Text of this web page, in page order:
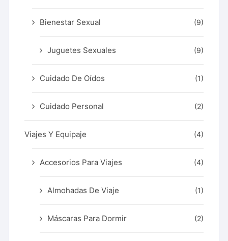
Bienestar Sexual (9)
Juguetes Sexuales (9)
Cuidado De Oídos (1)
Cuidado Personal (2)
Viajes Y Equipaje (4)
Accesorios Para Viajes (4)
Almohadas De Viaje (1)
Máscaras Para Dormir (2)